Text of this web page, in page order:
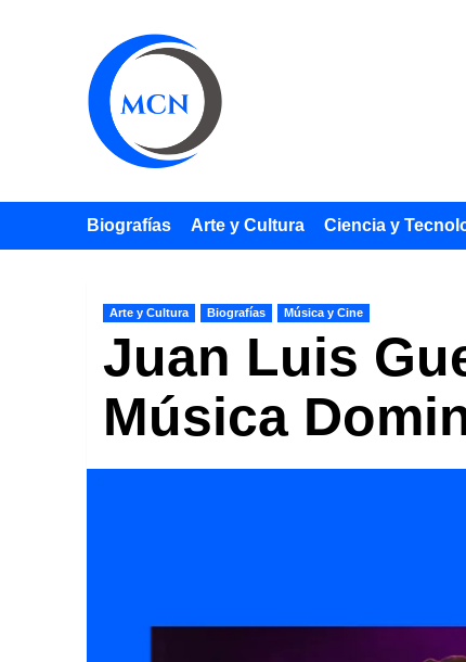
Biografías Arte y Cultura Ciencia y
Arte y Cultura Biografías Música y Cine
Juan Luis
Música